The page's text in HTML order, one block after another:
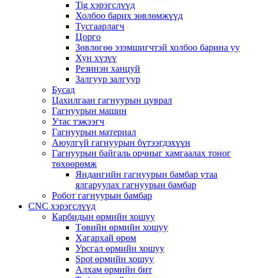
Tig хэрэгслүүд
Холбоо барих зөвлөмжүүд
Тусгаарлагч
Цорго
Зөвлөгөө эзэмшигчтэй холбоо барина уу
Хун хүзүү
Резинэн ханцуй
Залгуур залгуур
Бусад
Цахилгаан гагнуурын цуврал
Гагнуурын машин
Утас тэжээгч
Гагнуурын материал
Аюулгүй гагнуурын бүтээгдэхүүн
Гагнуурын байгаль орчныг хамгаалах тоног
төхөөрөмж
Яндангийн гагнуурын бамбар утаа
ялгаруулах гагнуурын бамбар
Робот гагнуурын бамбар
CNC хэрэгслүүд
Карбидын өрмийн хошуу
Төвийн өрмийн хошуу
Хагархай өрөм
Урсгал өрмийн хошуу
Spot өрмийн хошуу
Алхам өрмийн бит